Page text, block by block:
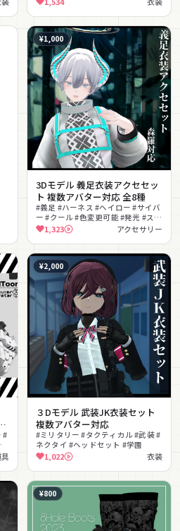
¥1,000
3Dモデル 義足衣装アクセセッ
ト 複数アバター対応 全8種
#義足 #ハーネス #ヘイロー #サイバ
ー #クール #色変更可能 #発光 #スト
リート #改変パーツ #ターコイズ
1,323 アクセサリー
#
¥2,000
３Dモデル 武装JK衣装セット
複数アバター対応
#ミリタリー #タクティカル #武装 #
ネクタイ #ヘッドセット #学園
1,022 衣装
¥800